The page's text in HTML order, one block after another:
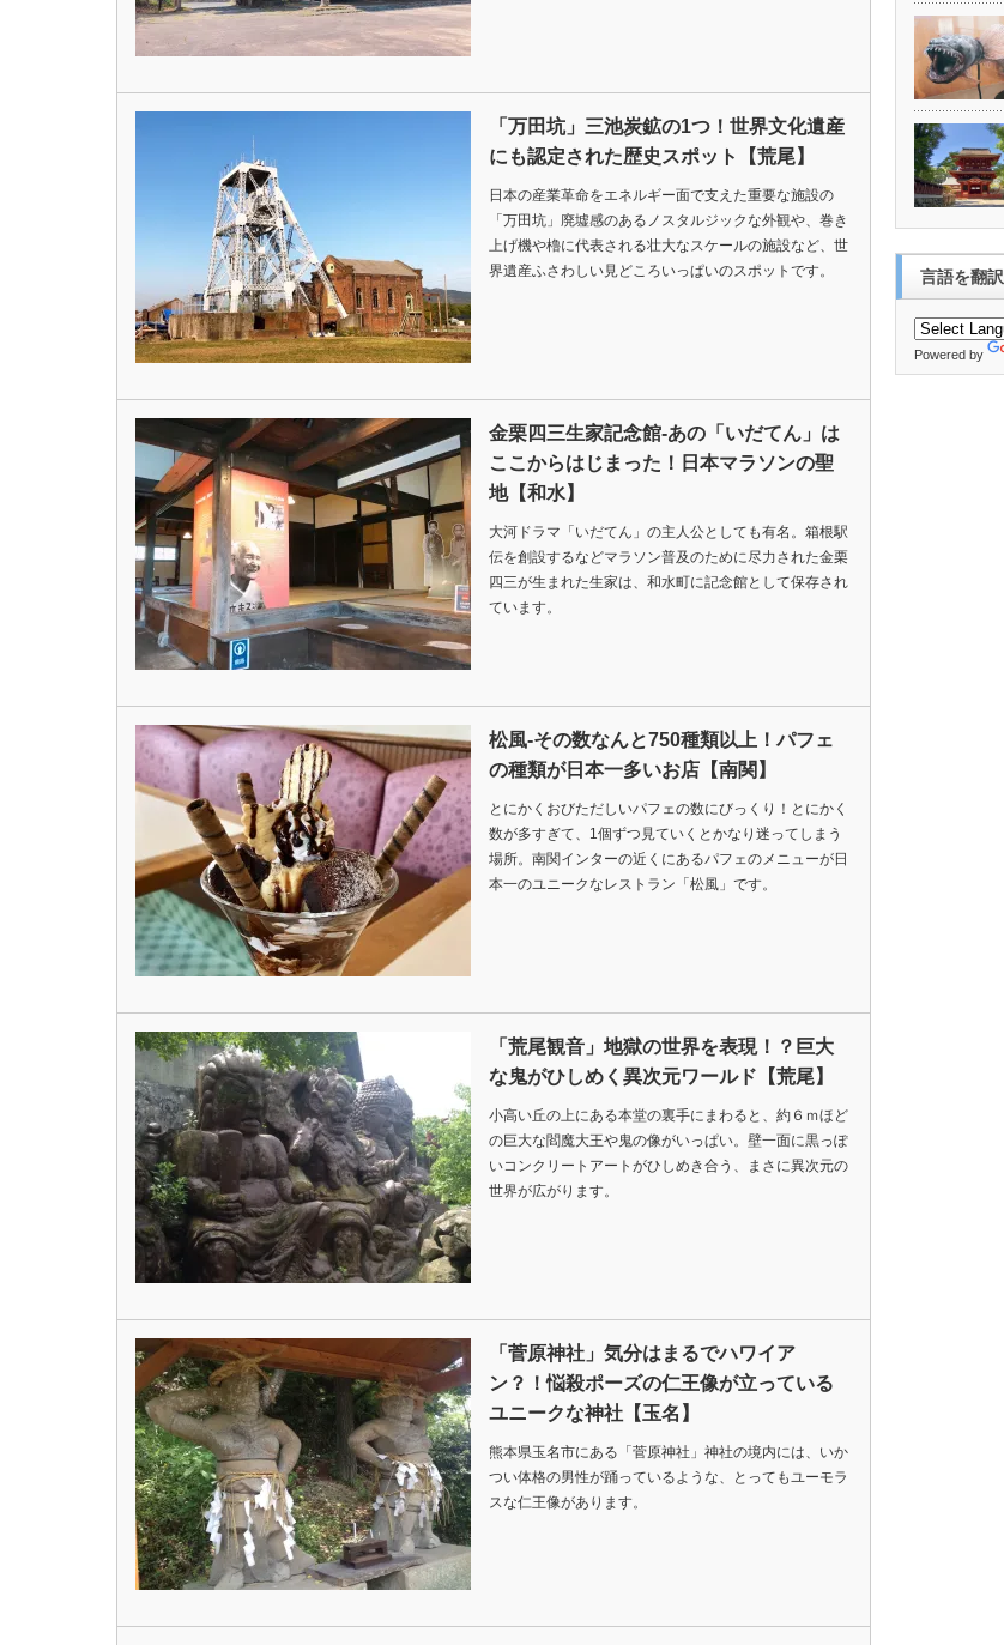
「万田坑」三池炭鉱の1つ！世界文化遺産
にも認定された歴史スポット【荒尾】
日本の産業革命をエネルギー面で支えた重要な施設の
「万田坑」廃墟感のあるノスタルジックな外観や、巻き
上げ機や櫓に代表される壮大なスケールの施設など、世
界遺産ふさわしい見どころいっぱいのスポットです。
金栗四三生家記念館-あの「いだてん」は
ここからはじまった！日本マラソンの聖
地【和水】
大河ドラマ「いだてん」の主人公としても有名。箱根駅
伝を創設するなどマラソン普及のために尽力された金栗
四三が生まれた生家は、和水町に記念館として保存され
ています。
松風-その数なんと750種類以上！パフェ
の種類が日本一多いお店【南関】
とにかくおびただしいパフェの数にびっくり！とにかく
数が多すぎて、1個ずつ見ていくとかなり迷ってしまう
場所。南関インターの近くにあるパフェのメニューが日
本一のユニークなレストラン「松風」です。
「荒尾観音」地獄の世界を表現！？巨大
な鬼がひしめく異次元ワールド【荒尾】
小高い丘の上にある本堂の裏手にまわると、約６ｍほど
の巨大な閻魔大王や鬼の像がいっぱい。壁一面に黒っぽ
いコンクリートアートがひしめき合う、まさに異次元の
世界が広がります。
「菅原神社」気分はまるでハワイア
ン？！悩殺ポーズの仁王像が立っている
ユニークな神社【玉名】
熊本県玉名市にある「菅原神社」神社の境内には、いか
つい体格の男性が踊っているような、とってもユーモラ
スな仁王像があります。
言語を翻訳
Powered by